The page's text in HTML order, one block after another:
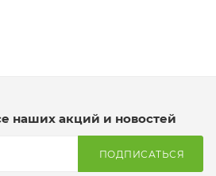
наших акций и новостей
ПОДПИСАТЬСЯ